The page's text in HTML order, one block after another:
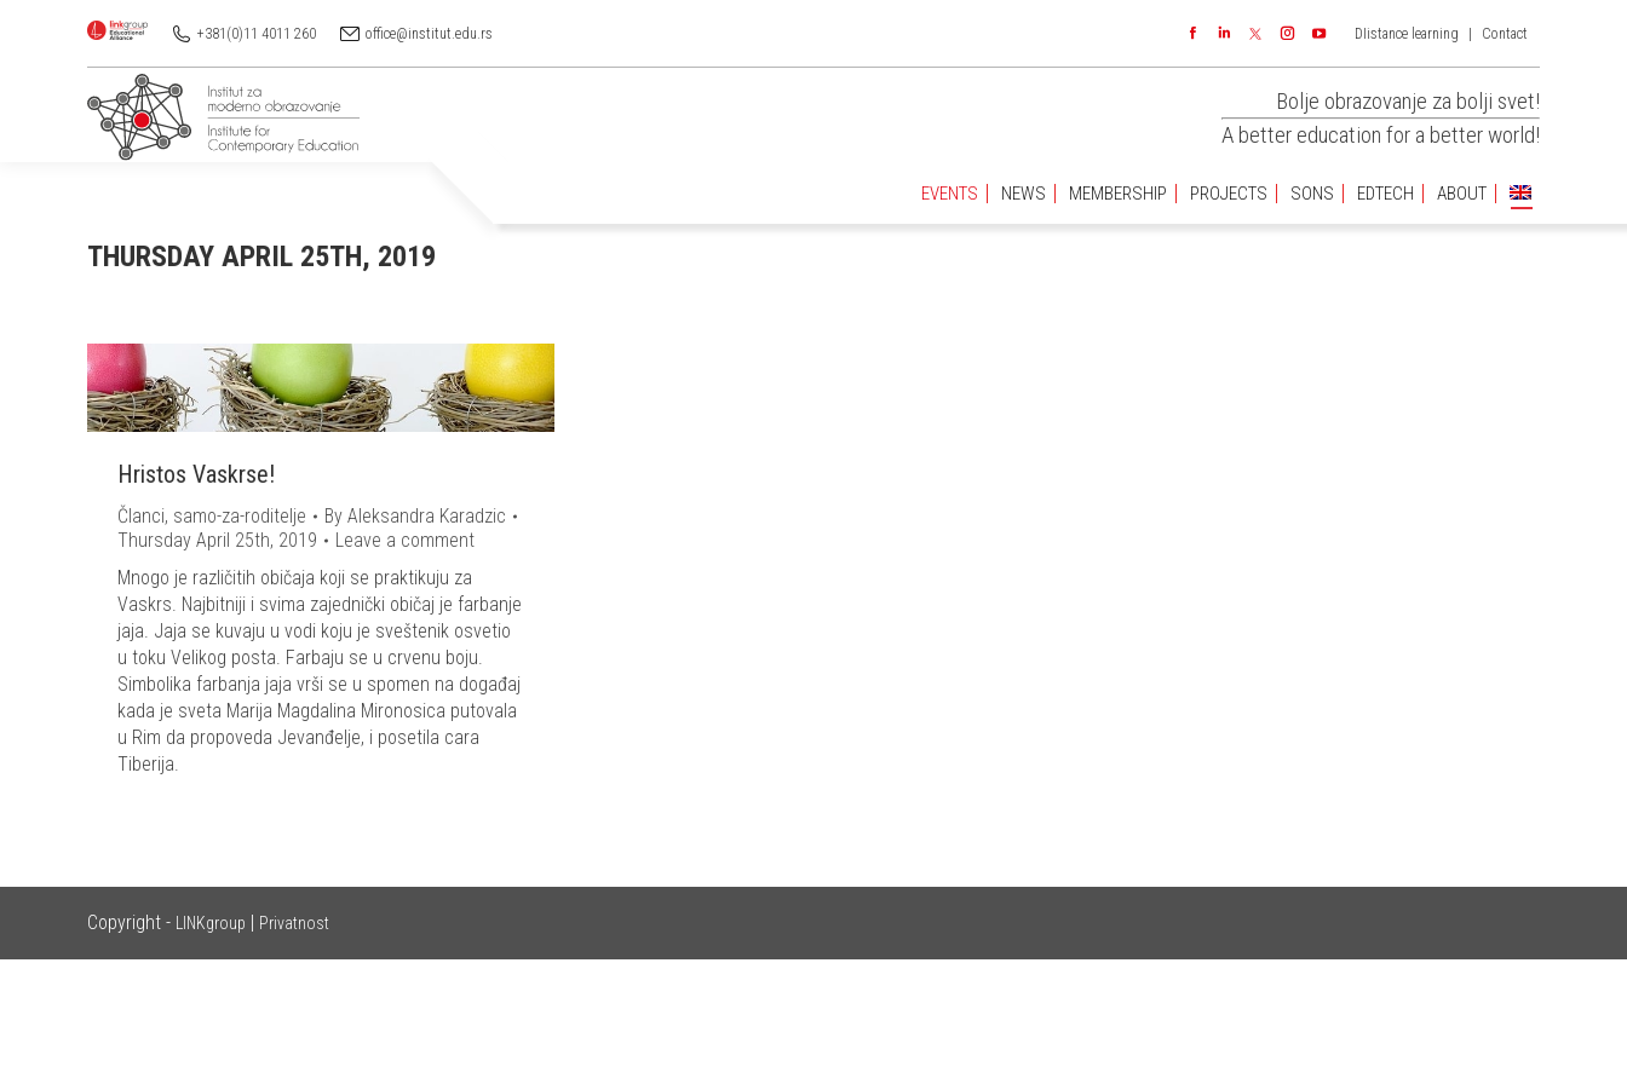
+381(0)11 4011 260 office@institut.edu.rs
FacebookLinkedin Instagram
DIistance learning Contact
Bolje obrazovanje za bolji svet!
A better education for a better world!
EVENTS NEWS MEMBERSHIP PROJECTS SONS EDTECH ABOUT
THURSDAY APRIL 25TH, 2019
Hristos Vaskrse!
Članci, samo-za-roditelje By Aleksandra Karadzic
Thursday April 25th, 2019
Leave a comment
Mnogo je različitih običaja koji se praktikuju za
Vaskrs. Najbitniji i svima zajednički običaj je farbanje
jaja. Jaja se kuvaju u vodi koju je sveštenik osvetio
u toku Velikog posta. Farbaju se u crvenu boju.
Simbolika farbanja jaja vrši se u spomen na događaj
kada je sveta Marija Magdalina Mironosica putovala
u Rim da propoveda Jevanđelje, i posetila cara
Tiberija.
Copyright - LINKgroup | Privatnost
PROJECTS SONS EDTECH ABOUT